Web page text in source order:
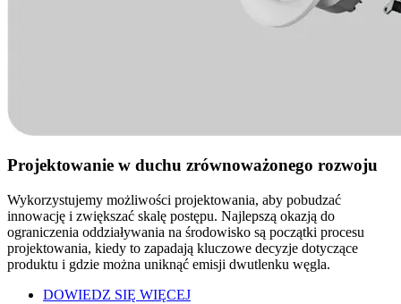
Projektowanie w duchu zrównoważonego rozwoju
Wykorzystujemy możliwości projektowania, aby pobudzać
innowację i zwiększać skalę postępu. Najlepszą okazją do
ograniczenia oddziaływania na środowisko są początki procesu
projektowania, kiedy to zapadają kluczowe decyzje dotyczące
produktu i gdzie można uniknąć emisji dwutlenku węgla.
DOWIEDZ SIĘ WIĘCEJ